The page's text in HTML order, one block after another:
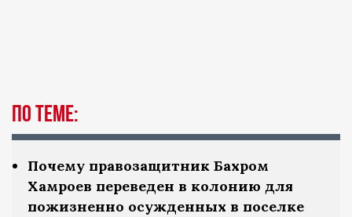
По теме:
Почему правозащитник Бахром
Хамроев переведен в колонию для
пожизненно осужденных в поселке